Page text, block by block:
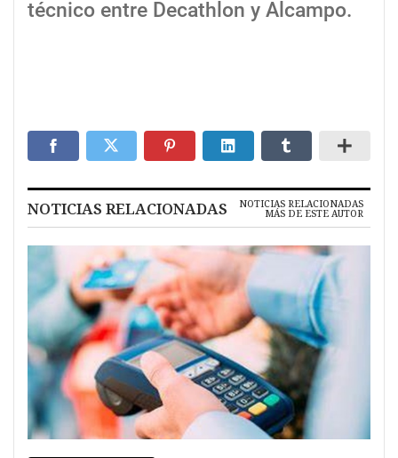
técnico entre Decathlon y Alcampo.
NOTICIAS RELACIONADAS NOTICIAS RELACIONADAS
MÁS DE ESTE AUTOR